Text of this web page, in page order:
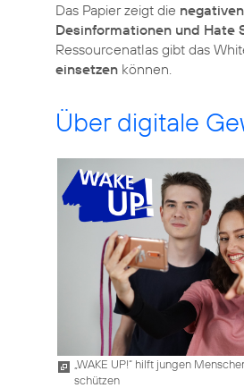
Das Papier zeigt die
Desinformationen und Hate
Ressourcenatlas gibt das
einsetzen können.
Über digitale
„WAKE UP!“ hilft jungen
schützen